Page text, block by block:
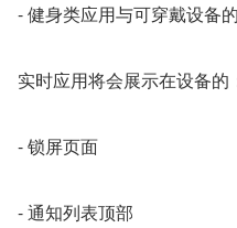
- 健身类应用与可穿戴设备
实时应用将会展示在设备的
- 锁屏页面
- 通知列表顶部